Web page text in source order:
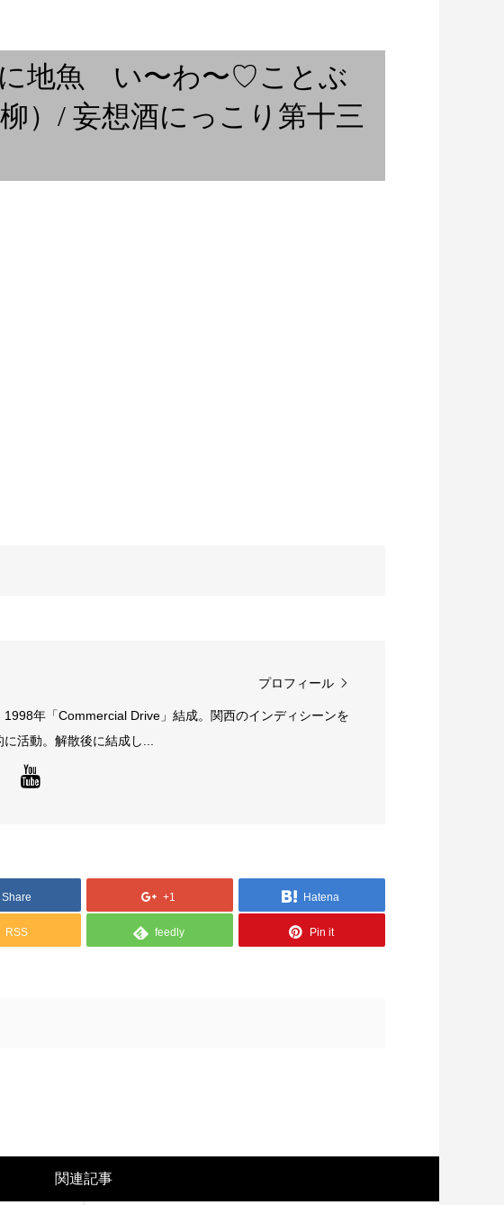
レコードジャケットと洋服 ②
地魚 い〜わ〜♡ことぶ
）/ 妄想酒にっこり第十三
プロフィール
1998年「Commercial Drive」結成。関西のインディシーンを
に活動。解散後に結成し...
Share +1 Hatena
RSS feedly Pin it
関連記事